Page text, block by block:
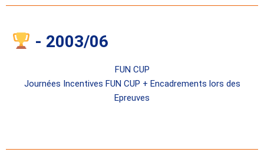
- 2003/06
FUN CUP
Journées Incentives FUN CUP + Encadrements lors des
Epreuves